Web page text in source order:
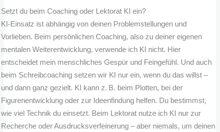
Setzt du beim Coaching oder Lektorat KI ein?
KI-Einsatz ist abhängig von deinen Problemstellungen und
Vorlieben. Beim persönlichen Coaching, also zu deiner eigenen
mentalen Weiterentwicklung, verwende ich KI nicht. Hier
entscheidet mein menschliches Gespür und Feingefühl. Und auch
beim Schreibcoaching setzen wir KI nur ein, wenn du das willst –
und dann ganz gezielt. KI kann z. B. beim Plotten, bei der
Figurenentwicklung oder zur Ideenfindung helfen. Du bestimmst,
wie viel Technik du einsetzt. Beim Lektorat nutze ich KI nur zur
Recherche oder Ausdrucksverfeinerung – aber niemals, um deinen